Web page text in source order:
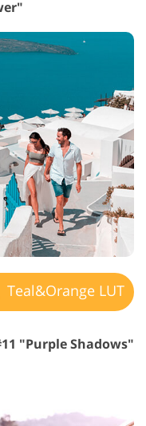
Teal&Orange LUT
"Purple Shadows"